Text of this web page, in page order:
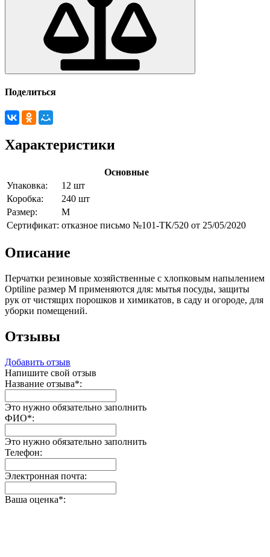
Поделиться
Характеристики
Основные
Упаковка:
12 шт
Коробка:
240 шт
Размер:
M
Сертификат: отказное письмо №101-ТК/520 от 25/05/2020
Описание
Перчатки резиновые хозяйственные с хлопковым напылением
Optiline размер M применяются для: мытья посуды, защиты
рук от чистящих порошков и химикатов, в саду и огороде, для
уборки помещений.
Отзывы
Добавить отзыв
Напишите свой отзыв
Название отзыва*:
Это нужно обязательно заполнить
ФИО*:
Это нужно обязательно заполнить
Телефон:
Электронная почта:
Ваша оценка*: